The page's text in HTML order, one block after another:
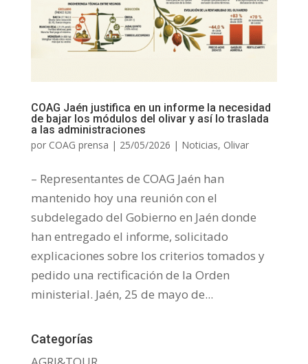
COAG Jaén justifica en un informe la necesidad
de bajar los módulos del olivar y así lo traslada
a las administraciones
por COAG prensa | 25/05/2026 | Noticias, Olivar
– Representantes de COAG Jaén han
mantenido hoy una reunión con el
subdelegado del Gobierno en Jaén donde
han entregado el informe, solicitado
explicaciones sobre los criterios tomados y
pedido una rectificación de la Orden
ministerial. Jaén, 25 de mayo de...
Categorías